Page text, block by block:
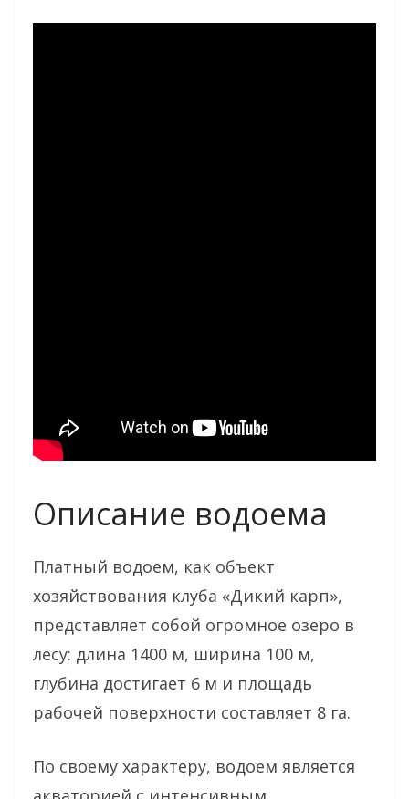
Описание водоема
Платный водоем, как объект
хозяйствования клуба «Дикий карп»,
представляет собой огромное озеро в
лесу: длина 1400 м, ширина 100 м,
глубина достигает 6 м и площадь
рабочей поверхности составляет 8 га.
По своему характеру, водоем является